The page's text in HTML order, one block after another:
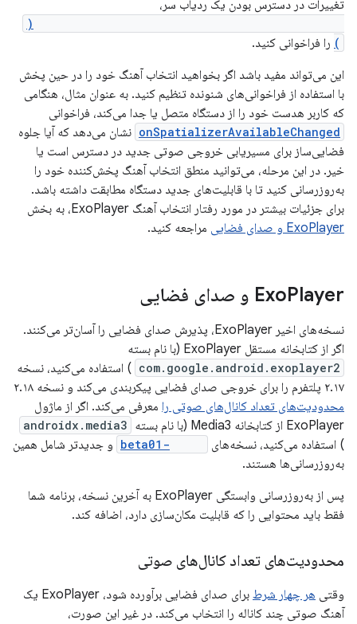
تغییرات در دسترس بودن یک ردیاب سر،
Spatializer.addOnHeadTrackerAvailableListener(
) را فراخوانی کنید.
این می‌تواند مفید باشد اگر بخواهید انتخاب آهنگ خود را در حین پخش
با استفاده از فراخوانی‌های شنونده تنظیم کنید. به عنوان مثال، هنگامی
که کاربر هدست خود را از دستگاه متصل یا جدا می‌کند، فراخوانی
onSpatializerAvailableChanged نشان می‌دهد که آیا جلوه
فضایی‌ساز برای مسیریابی خروجی صوتی جدید در دسترس است یا
خیر. در این مرحله، می‌توانید منطق انتخاب آهنگ پخش‌کننده خود را
به‌روزرسانی کنید تا با قابلیت‌های جدید دستگاه مطابقت داشته باشد.
برای جزئیات بیشتر در مورد رفتار انتخاب آهنگ ExoPlayer، به بخش
ExoPlayer و صدای فضایی
مراجعه کنید.
ExoPlayer و صدای فضایی
نسخه‌های اخیر ExoPlayer، پذیرش صدای فضایی را آسان‌تر می‌کنند.
اگر از کتابخانه مستقل ExoPlayer (با نام بسته
com.google.android.exoplayer2 ) استفاده می‌کنید، نسخه
۲.۱۷ پلتفرم را برای خروجی صدای فضایی پیکربندی می‌کند و نسخه ۲.۱۸
محدودیت‌های تعداد کانال‌های صوتی را معرفی می‌کند. اگر از ماژول
ExoPlayer از کتابخانه Media3 (با نام بسته
androidx.media3
) استفاده می‌کنید، نسخه‌های
و جدیدتر شامل همین
به‌روزرسانی‌ها هستند.
پس از به‌روزرسانی وابستگی ExoPlayer به آخرین نسخه، برنامه شما
فقط باید محتوایی را که قابلیت مکان‌سازی دارد، اضافه کند.
محدودیت‌های تعداد کانال‌های صوتی
وقتی هر چهار شرط
برای صدای فضایی برآورده شود، ExoPlayer یک
آهنگ صوتی چند کاناله را انتخاب می‌کند. در غیر این صورت،